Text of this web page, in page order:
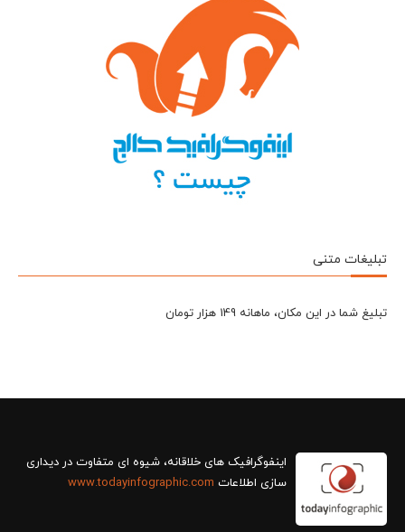
تبلیغات متنی
تبلیغ شما در این مکان، ماهانه 149 هزار تومان
سازی اطلاعات www.todayinfographic.com